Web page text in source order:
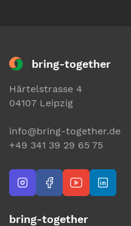
bring-together
Härtelstrasse 4
04107 Leipzig
info@bring-together.de
+49 341 39 29 65 75
bring-together